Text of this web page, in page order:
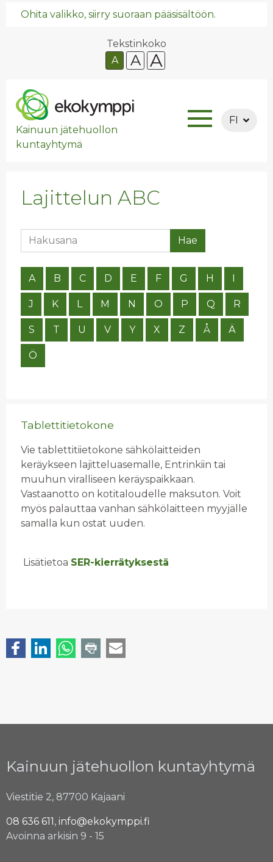
Ohita valikko, siirry suoraan pääsisältöön.
Tekstinkoko
A
A A
Kainuun jätehuollon
kuntayhtymä
FI
Lajittelun ABC
Hakusana Hae
A B C D E F G H I
J K L M N O P Q R
S T U V Y X Z Å Ä
Ö
Tablettitietokone
Vie tablettitiietokone sähkölaitteiden
keräykseen lajitteluasemalle, Entrinkiin tai
muuhun viralliseen keräyspaikkaan.
Vastaanotto on kotitaloudelle maksuton. Voit
myös palauttaa vanhan sähkölaitteen myyjälle
samalla kun ostat uuden.
Lisätietoa SER-kierrätyksestä
Kainuun jätehuollon kuntayhtymä
Viestitie 2, 87700 Kajaani
08 636 611, info@ekokymppi.fi
Avoinna arkisin 9 - 15